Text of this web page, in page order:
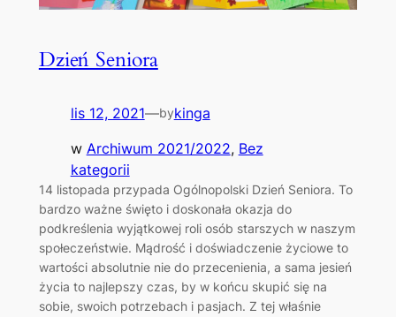
Dzień Seniora
lis 12, 2021—bykinga
w Archiwum 2021/2022, Bez
kategorii
14 listopada przypada Ogólnopolski Dzień Seniora. To
bardzo ważne święto i doskonała okazja do
podkreślenia wyjątkowej roli osób starszych w naszym
społeczeństwie. Mądrość i doświadczenie życiowe to
wartości absolutnie nie do przecenienia, a sama jesień
życia to najlepszy czas, by w końcu skupić się na
sobie, swoich potrzebach i pasjach. Z tej właśnie